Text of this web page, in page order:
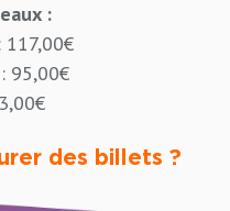
:
117,00€
95,00€
des billets ?